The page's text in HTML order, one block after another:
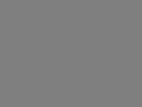
Empfehle uns weiter